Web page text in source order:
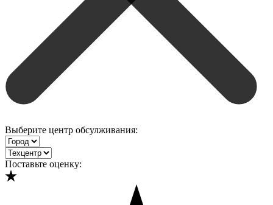
Выберите центр обсулживания:
Поставьте оценку: